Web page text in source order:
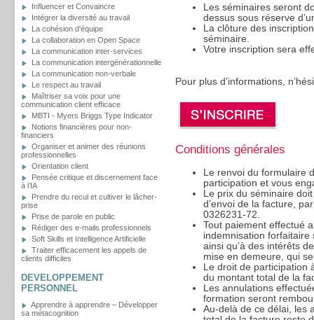
Influencer et Convaincre
Intégrer la diversité au travail
La cohésion d'équipe
La collaboration en Open Space
La communication inter-services
La communication intergénérationnelle
La communication non-verbale
Le respect au travail
Maîtriser sa voix pour une
communication client efficace
MBTI - Myers Briggs Type Indicator
Notions financières pour non-
financiers
Organiser et animer des réunions
professionnelles
Orientation client
Pensée critique et discernement face
à l’IA
Prendre du recul et cultiver le lâcher-
prise
Prise de parole en public
Rédiger des e-mails professionnels
Soft Skills et Intelligence Artificielle
Traiter efficacement les appels de
clients difficiles
DEVELOPPEMENT
PERSONNEL
Apprendre à apprendre – Développer
sa métacognition
Les séminaires seront
dessus sous réserve
La clôture des
séminaire.
Votre inscription sera
Pour plus d’informations,
Conditions générales
Le renvoi du formulaire
participation et vous
Le prix du séminaire
d’envoi de la facture,
0326231-72.
Tout paiement effectué
indemnisation forfaitaire
ainsi qu’à des intérêts
mise en demeure, qui
Le droit de participation
du montant total de la
Les annulations
formation seront
Au-delà de ce délai, les